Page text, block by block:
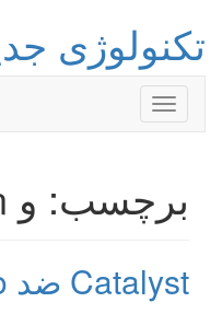
تکنولوژی
Toggle
navigation
برچسب: و Pokemon
Catalyst ضد Go